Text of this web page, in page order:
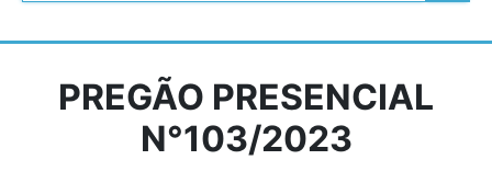
PREGÃO PRESENCIAL
N°103/2023